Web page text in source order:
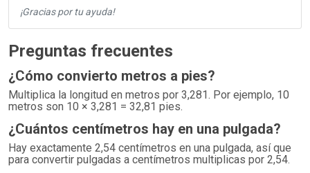
¡Gracias por tu ayuda!
Preguntas frecuentes
¿Cómo convierto metros a pies?
Multiplica la longitud en metros por 3,281. Por ejemplo, 10
metros son 10 × 3,281 = 32,81 pies.
¿Cuántos centímetros hay en una pulgada?
Hay exactamente 2,54 centímetros en una pulgada, así que
para convertir pulgadas a centímetros multiplicas por 2,54.